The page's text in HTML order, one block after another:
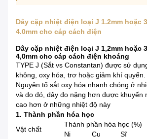
Dây cặp nhiệt điện loại J 1.2mm hoặc
4.0mm cho cáp cách điện
Dây cặp nhiệt điện loại J 1,2mm hoặc
4,0mm cho cáp cách điện khoáng
TYPE J (Sắt vs Constantan) được sử
không, oxy hóa, trơ hoặc giảm khí quyển.
Nguyên tố sắt oxy hóa nhanh chóng ở
và do đó, dây đo nặng hơn được khuyến
cao hơn ở những nhiệt độ này
1. Thành phần hóa học
Vật chất
Thành phần hóa học (%)
Ni
Cu Sĩ